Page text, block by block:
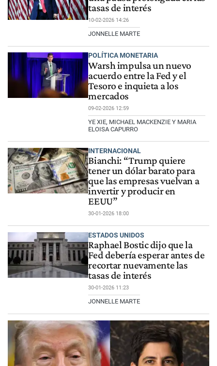
tasas de interés
10-02-2026 14:26
JONNELLE MARTE
POLÍTICA MONETARIA
Warsh impulsa un nuevo
acuerdo entre la Fed y el
Tesoro e inquieta a los
mercados
09-02-2026 12:59
YE XIE, MICHAEL MACKENZIE Y MARIA
ELOISA CAPURRO
INTERNACIONAL
Bianchi: “Trump quiere
tener un dólar barato para
que las empresas vuelvan a
invertir y producir en
EEUU”
30-01-2026 18:00
ESTADOS UNIDOS
Raphael Bostic dijo que la
Fed debería esperar antes de
recortar nuevamente las
tasas de interés
30-01-2026 11:23
JONNELLE MARTE